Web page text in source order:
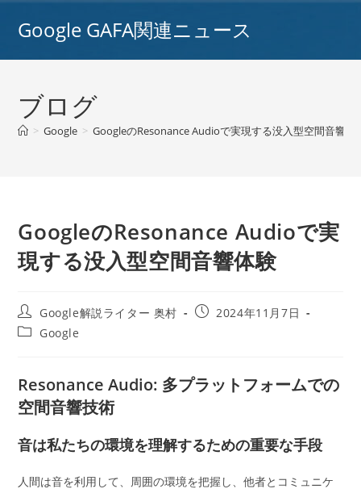
Google GAFA関連ニュース
ブログ
> Google > GoogleのResonance Audioで実現する没入型空間音響体
GoogleのResonance Audioで実
現する没入型空間音響体験
投
稿
者:
Google解説ライター 奥村
投
日:
2024年11月7日
投
テ
ゴ
リ
Google
Resonance Audio: 多プラットフォームでの
空間音響技術
音は私たちの環境を理解するための重要な手段
人間は音を利用して、周囲の環境を把握し、他者とコミュニケ